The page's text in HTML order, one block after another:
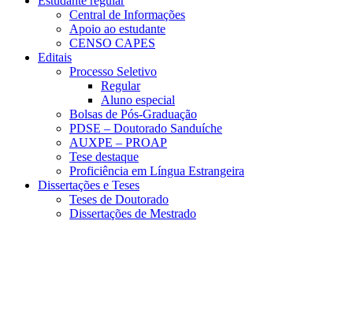
Central de Informações
Apoio ao estudante
CENSO CAPES
Editais
Processo Seletivo
Regular
Aluno especial
Bolsas de Pós-Graduação
PDSE – Doutorado Sanduíche
AUXPE – PROAP
Tese destaque
Proficiência em Língua Estrangeira
Dissertações e Teses
Teses de Doutorado
Dissertações de Mestrado